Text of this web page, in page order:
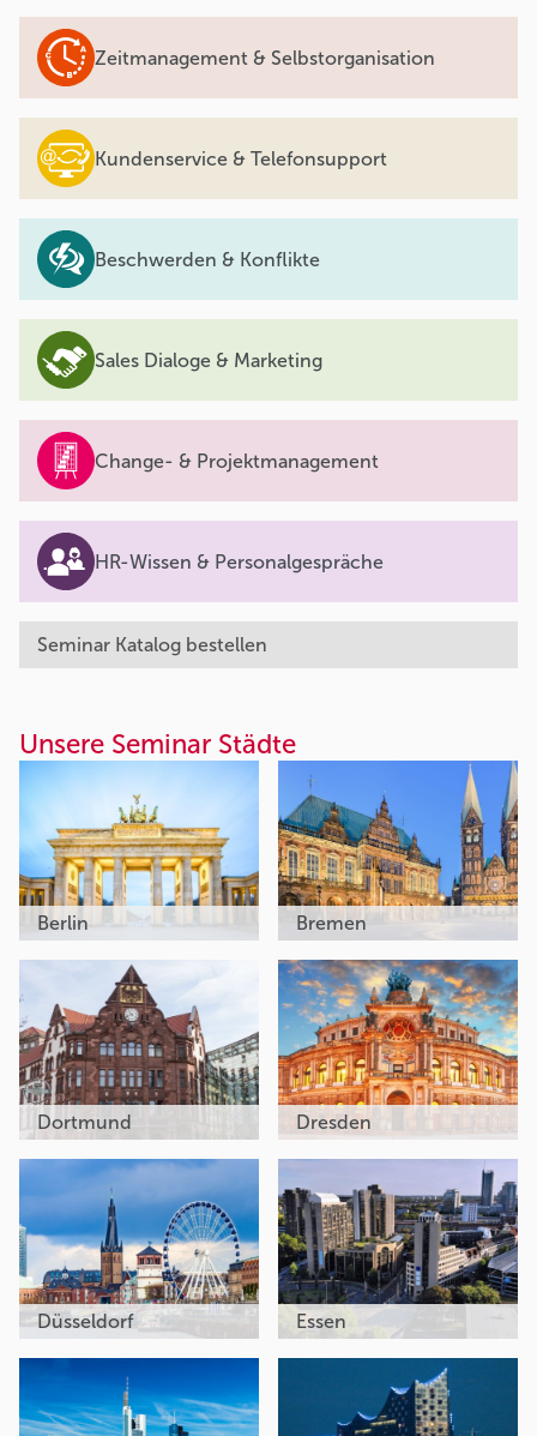
Zeitmanagement & Selbstorganisation
Kundenservice & Telefonsupport
Beschwerden & Konflikte
Sales Dialoge & Marketing
Change- & Projektmanagement
HR-Wissen & Personalgespräche
Seminar Katalog bestellen
Unsere Seminar Städte
Berlin Bremen
Dortmund Dresden
Düsseldorf Essen